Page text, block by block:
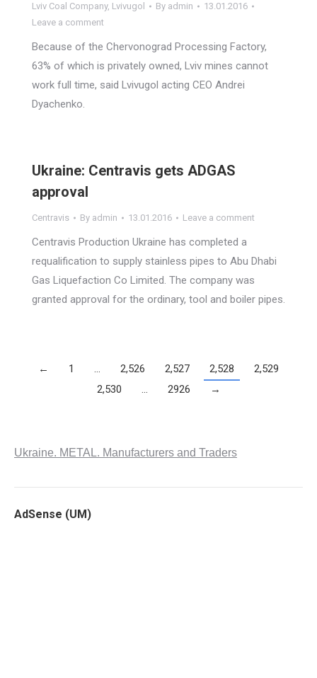
Lviv Coal Company, Lvivugol By admin
13.01.2016
Leave a comment
Because of the Chervonograd Processing Factory,
63% of which is privately owned, Lviv mines cannot
work full time, said Lvivugol acting CEO Andrei
Dyachenko.
Ukraine: Centravis gets ADGAS
approval
Centravis By admin 13.01.2016 Leave a comment
Centravis Production Ukraine has completed a
requalification to supply stainless pipes to Abu Dhabi
Gas Liquefaction Co Limited. The company was
granted approval for the ordinary, tool and boiler pipes.
← 1 … 2,526 2,527 2,528
2,529
2,530
… 2926 →
Ukraine. METAL. Manufacturers and Traders
AdSense (UM)